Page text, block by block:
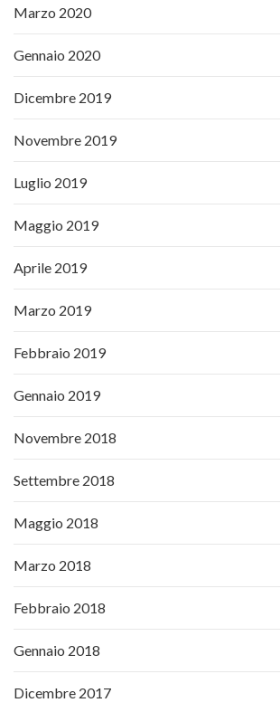
Marzo 2020
Gennaio 2020
Dicembre 2019
Novembre 2019
Luglio 2019
Maggio 2019
Aprile 2019
Marzo 2019
Febbraio 2019
Gennaio 2019
Novembre 2018
Settembre 2018
Maggio 2018
Marzo 2018
Febbraio 2018
Gennaio 2018
Dicembre 2017